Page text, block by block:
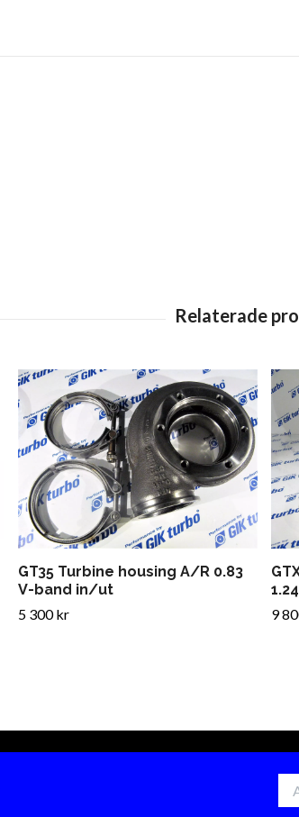
GT35 Turbine housing A/R 0.83
V-band in/ut
5 300 kr
9